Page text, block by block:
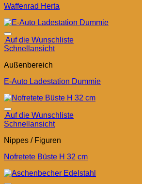
Waffenrad Herta
Auf die Wunschliste
Schnellansicht
Außenbereich
E-Auto Ladestation Dummie
Auf die Wunschliste
Schnellansicht
Nippes / Figuren
Nofretete Büste H 32 cm